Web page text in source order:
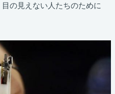
の見えない人たちのために